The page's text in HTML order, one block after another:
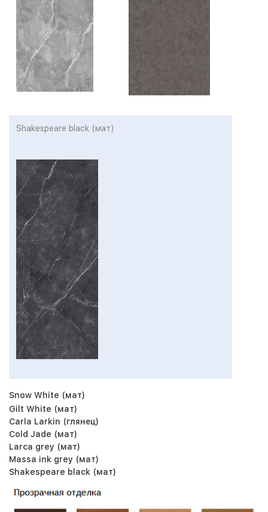
Shakespeare black (мат)
Snow White (мат)
Gilt White (мат)
Carla Larkin (глянец)
Cold Jade (мат)
Larca grey (мат)
Massa ink grey (мат)
Shakespeare black (мат)